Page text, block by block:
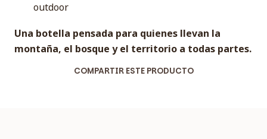
outdoor
Una botella pensada para quienes llevan la
montaña, el bosque y el territorio a todas partes.
COMPARTIR ESTE PRODUCTO